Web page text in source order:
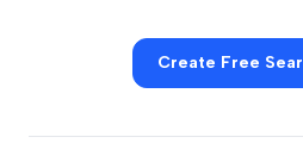
Create Free